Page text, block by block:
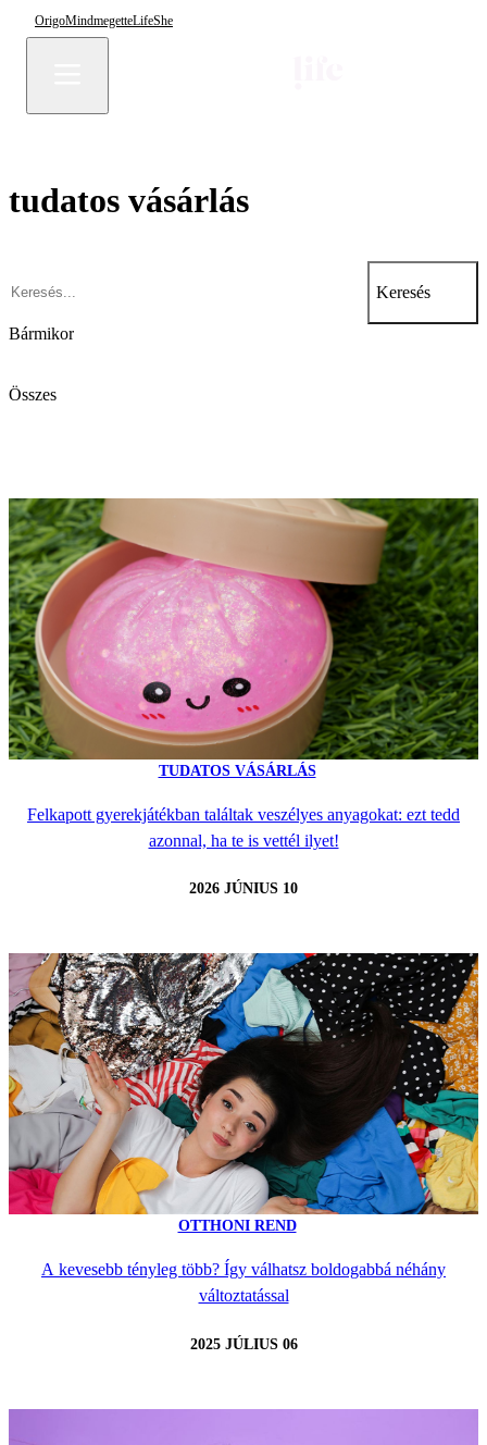
OrigoMindmegetteLifeShe
tudatos vásárlás
Keresés
Bármikor
Összes
TUDATOS VÁSÁRLÁS
Felkapott gyerekjátékban találtak veszélyes anyagokat: ezt tedd
azonnal, ha te is vettél ilyet!
2026 JÚNIUS 10
OTTHONI REND
A kevesebb tényleg több? Így válhatsz boldogabbá néhány
változtatással
2025 JÚLIUS 06